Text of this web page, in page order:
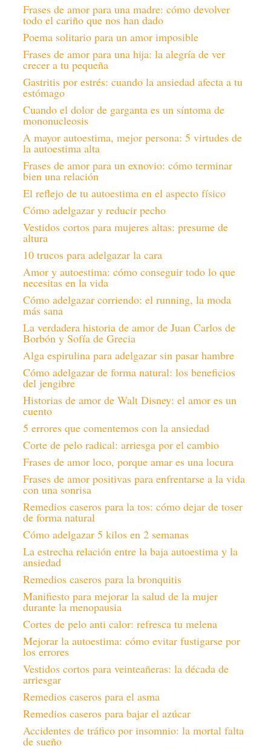
Frases de amor para una madre: cómo devolver
todo el cariño que nos han dado
Poema solitario para un amor imposible
Frases de amor para una hija: la alegría de ver
crecer a tu pequeña
Gastritis por estrés: cuando la ansiedad afecta a tu
estómago
Cuando el dolor de garganta es un síntoma de
mononucleosis
A mayor autoestima, mejor persona: 5 virtudes de
la autoestima alta
Frases de amor para un exnovio: cómo terminar
bien una relación
El reflejo de tu autoestima en el aspecto físico
Cómo adelgazar y reducir pecho
Vestidos cortos para mujeres altas: presume de
altura
10 trucos para adelgazar la cara
Amor y autoestima: cómo conseguir todo lo que
necesitas en la vida
Cómo adelgazar corriendo: el running, la moda
más sana
La verdadera historia de amor de Juan Carlos de
Borbón y Sofía de Grecia
Alga espirulina para adelgazar sin pasar hambre
Cómo adelgazar de forma natural: los beneficios
del jengibre
Historias de amor de Walt Disney: el amor es un
cuento
5 errores que comentemos con la ansiedad
Corte de pelo radical: arriesga por el cambio
Frases de amor loco, porque amar es una locura
Frases de amor positivas para enfrentarse a la vida
con una sonrisa
Remedios caseros para la tos: cómo dejar de toser
de forma natural
Cómo adelgazar 5 kilos en 2 semanas
La estrecha relación entre la baja autoestima y la
ansiedad
Remedios caseros para la bronquitis
Manifiesto para mejorar la salud de la mujer
durante la menopausia
Cortes de pelo anti calor: refresca tu melena
Mejorar la autoestima: cómo evitar fustigarse por
los errores
Vestidos cortos para veinteañeras: la década de
arriesgar
Remedios caseros para el asma
Remedios caseros para bajar el azúcar
Accidentes de tráfico por insomnio: la mortal falta
de sueño